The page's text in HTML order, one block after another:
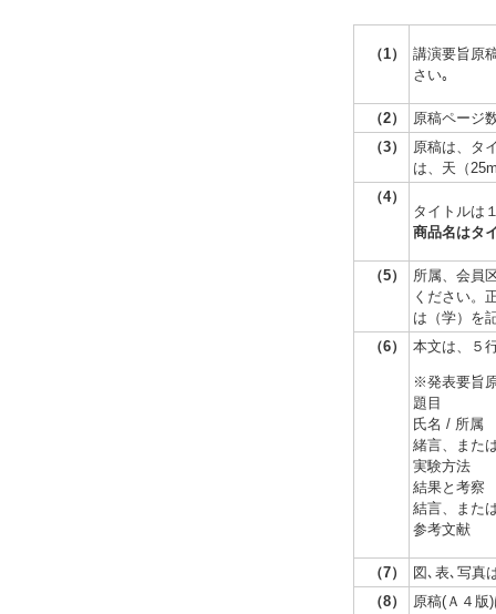
（1）
講演要旨原
さい｡
（2）
原稿ページ
（3）
原稿は、タ
は、天（
（4）
タイトルは
商品名はタ
（5）
所属、会員
ください。
は（学）を
（6）
本文は、５
※発表要旨
題目
氏名 / 所属
緒言、また
実験方法
結果と考察
結言、また
参考文献
（7）
図､表､写真
（8）
原稿(Ａ４版